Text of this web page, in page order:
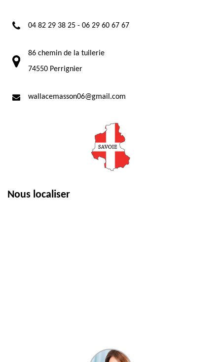
04 82 29 38 25 - 06 29 60 67 67
86 chemin de la tuilerie
74550 Perrignier
wallacemasson06@gmail.com
Nous localiser